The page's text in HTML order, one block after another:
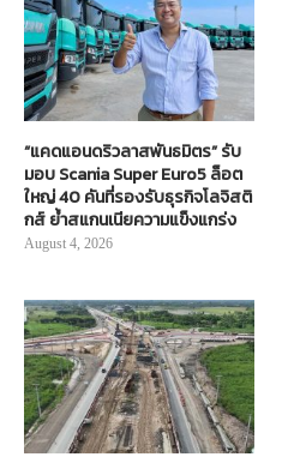
“แคดแอนดริวลาสพันธมิตร” รับ
มอบ Scania Super Euro5 ล็อต
ใหญ่ 40 คันที่รองรับธุรกิจโลจิสติ
กส์ ย้ำสแกนเนียความแข็งแกร่ง
August 4, 2026